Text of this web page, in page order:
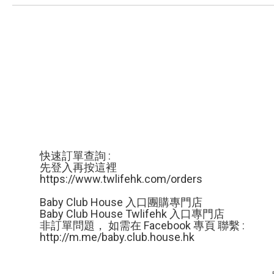
忌要注意呢？一起來看！
快速訂單查詢 :
先登入再按這裡
https://www.twlifehk.com/orders
Baby Club House 入口團購專門店
Baby Club House Twlifehk 入口專門店
非訂單問題， 如需在 Facebook 專頁 聯繫 :
http://m.me/baby.club.house.hk